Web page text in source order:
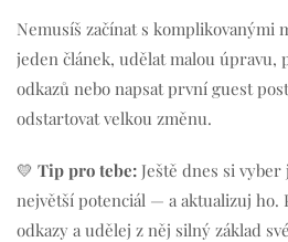
Nemusíš začínat s komplikovanými
jeden článek, udělat malou
odkazů nebo napsat první guest
odstartovat velkou změnu.
💛 Tip pro tebe: Ještě dnes si
největší potenciál — a aktualizuj
odkazy a udělej z něj silný základ